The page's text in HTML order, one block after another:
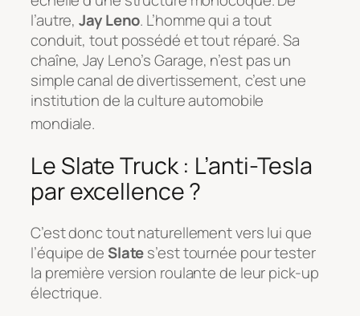
l’autre,Jay Leno. L’homme qui a tout
conduit, tout possédé et tout réparé. Sa
chaîne,Jay Leno’s Garage, n’est pas un
simple canal de divertissement, c’est une
institution de la culture automobile
mondiale.
Le Slate Truck : L’anti-Tesla
par excellence ?
C’est donc tout naturellement vers lui que
l’équipe deSlates’est tournée pour tester
la première version roulante de leur pick-up
électrique.